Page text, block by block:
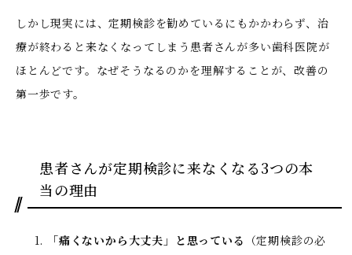
しかし現実には、定期検診を勧めているにもかかわらず、治
療が終わると来なくなってしまう患者さんが多い歯科医院が
ほとんどです。なぜそうなるのかを理解することが、改善の
第一歩です。
患者さんが定期検診に来なくなる3つの本
当の理由
「痛くないから大丈夫」と思っている （定期検診の必